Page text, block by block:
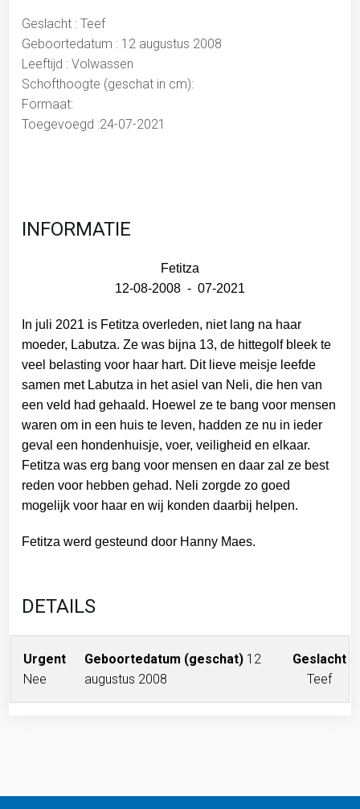
Geslacht : Teef
Geboortedatum : 12 augustus 2008
Leeftijd : Volwassen
Schofthoogte (geschat in cm):
Formaat:
Toegevoegd :24-07-2021
INFORMATIE
Fetitza
12-08-2008 - 07-2021
In juli 2021 is Fetitza overleden, niet lang na haar
moeder, Labutza. Ze was bijna 13, de hittegolf bleek te
veel belasting voor haar hart. Dit lieve meisje leefde
samen met Labutza in het asiel van Neli, die hen van
een veld had gehaald. Hoewel ze te bang voor mensen
waren om in een huis te leven, hadden ze nu in ieder
geval een hondenhuisje, voer, veiligheid en elkaar.
Fetitza was erg bang voor mensen en daar zal ze best
reden voor hebben gehad. Neli zorgde zo goed
mogelijk voor haar en wij konden daarbij helpen.
Fetitza werd gesteund door Hanny Maes.
DETAILS
Urgent
Nee
Geboortedatum (geschat) 12
augustus 2008
Geslacht
Teef